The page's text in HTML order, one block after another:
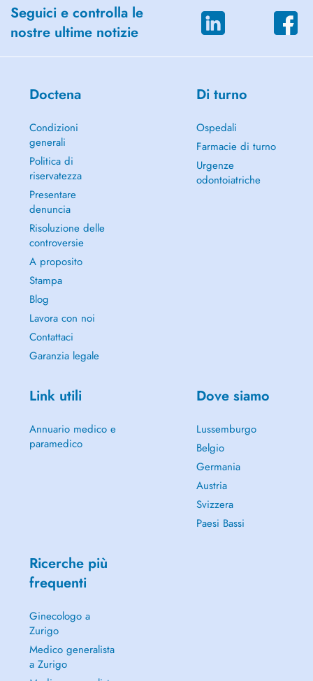
Seguici e controlla le
nostre ultime notizie
Doctena
Condizioni
generali
Politica di
riservatezza
Presentare
denuncia
Risoluzione delle
controversie
A proposito
Stampa
Blog
Lavora con noi
Contattaci
Garanzia legale
Di turno
Ospedali
Farmacie di turno
Urgenze
odontoiatriche
Link utili
Annuario medico e
paramedico
Dove siamo
Lussemburgo
Belgio
Germania
Austria
Svizzera
Paesi Bassi
Ricerche più
frequenti
Ginecologo a
Zurigo
Medico generalista
a Zurigo